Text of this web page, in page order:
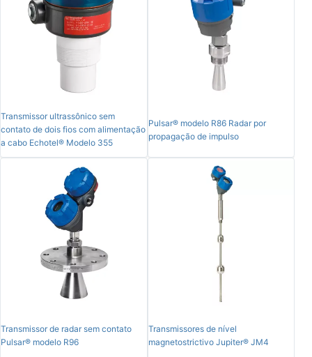
Transmissor ultrassônico sem
contato de dois fios com alimentação
a cabo Echotel® Modelo 355
Pulsar® modelo R86 Radar por
propagação de impulso
Transmissor de radar sem contato
Pulsar® modelo R96
Transmissores de nível
magnetostrictivo Jupiter® JM4